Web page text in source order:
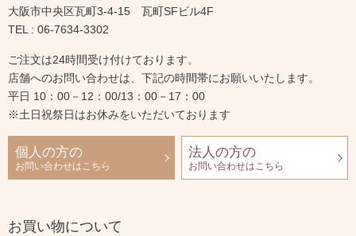
大阪市中央区瓦町3-4-15 瓦町SFビル4F
TEL : 06-7634-3302
ご注文は24時間受け付けております。
店舗へのお問い合わせは、下記の時間帯にお願いいたします。
平日 10：00－12：00/13：00－17：00
※土日祝祭日はお休みをいただいております
個人の方の
お問い合わせはこちら
法人の方の
お問い合わせはこちら
お買い物について